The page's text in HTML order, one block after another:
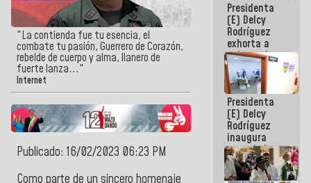
"La contienda fue tu esencia, el
combate tu pasión, Guerrero de Corazón,
rebelde de cuerpo y alma, llanero de
fuerte lanza..."
Internet
Publicado: 16/02/2023 06:23 PM
Presidenta
(E) Delcy
Rodríguez
exhorta a
gobernadores
y alcaldes a
edificar
casas para
abuelos
Presidenta
(E) Delcy
Rodríguez
inaugura
casa de los
Abuelos
Primavera